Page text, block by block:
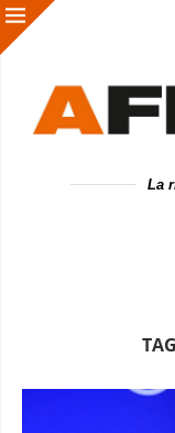
La